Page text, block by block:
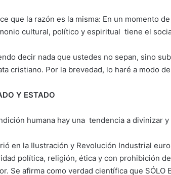
que la razón es la misma: En un momento
cultural, político y espiritual tiene el
decir nada que ustedes no sepan, sino
cristiano. Por la brevedad, lo haré a modo
Y ESTADO
humana hay una tendencia a divinizar
en la Ilustración y Revolución Industrial
política, religión, ética y con prohibición
Se afirma como verdad científica que SÓLO